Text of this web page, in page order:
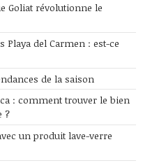
Goliat révolutionne le
Playa del Carmen : est-ce
de la saison
: comment trouver le bien
?
un produit lave-verre